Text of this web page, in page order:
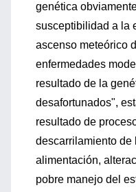
genética
susceptibilidad a la
ascenso meteórico
enfermedades
resultado de la
desafortunados",
resultado de
descarrilamiento de
alimentación,
pobre manejo del